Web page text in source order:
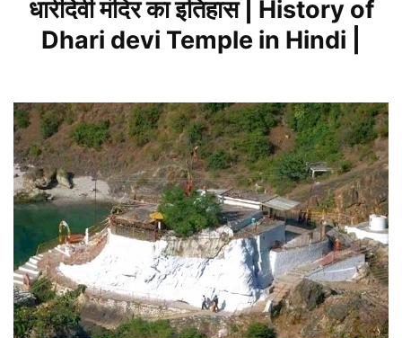
धारीदेवी मंदिर का इतिहास | History of
Dhari devi Temple in Hindi |